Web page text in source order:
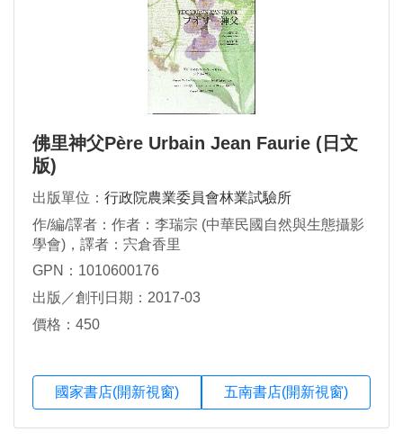
佛里神父Père Urbain Jean Faurie (日文
版)
出版單位： 行政院農業委員會林業試驗所
作/編/譯者：作者：李瑞宗 (中華民國自然與生態攝影
學會)，譯者：宍倉香里
GPN：1010600176
出版／創刊日期：2017-03
價格：450
國家書店(開新視窗) 五南書店(開新視窗)